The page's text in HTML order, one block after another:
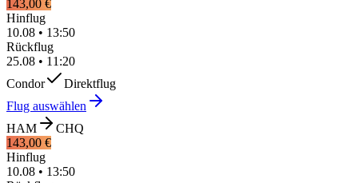
143,00 €
Hinflug
10.08 • 13:50
Rückflug
25.08 • 11:20
Condor
Direktflug
Flug auswählen
HAM
CHQ
143,00 €
Hinflug
10.08 • 13:50